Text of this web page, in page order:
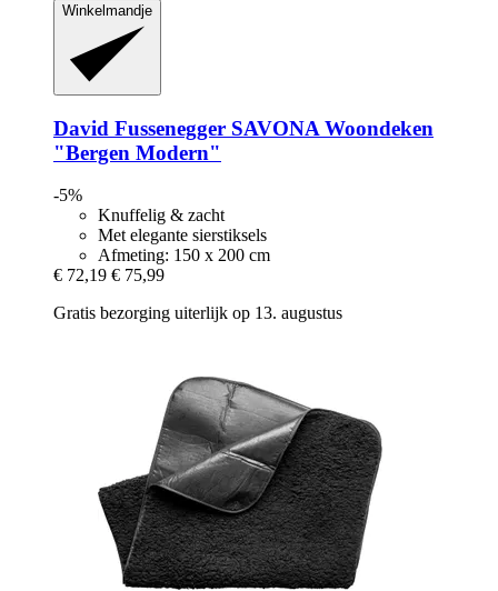
Winkelmandje
David Fussenegger SAVONA Woondeken
"Bergen Modern"
-5%
Knuffelig & zacht
Met elegante sierstiksels
Afmeting: 150 x 200 cm
€ 72,19 € 75,99
Gratis bezorging uiterlijk op 13. augustus